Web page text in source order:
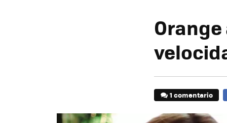
1 comentario